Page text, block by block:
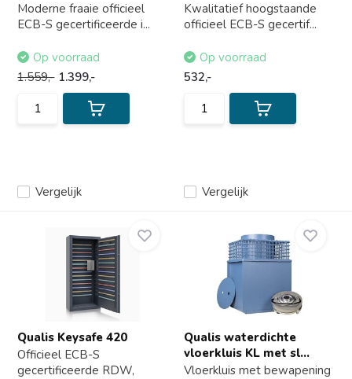
Moderne fraaie officieel
ECB-S gecertificeerde i...
Vergelijk
Op voorraad
1.559,- 1.399,-
Kwalitatief hoogstaande
officieel ECB-S gecertif...
Vergelijk
Op voorraad
532,-
Qualis Keysafe 420
Officieel ECB-S
gecertificeerde RDW,
Qualis waterdichte
vloerkluis KL met sl...
Vloerkluis met bewapening